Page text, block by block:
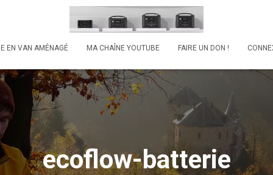
EN VAN AMÉNAGÉ MA CHAÎNE YOUTUBE FAIRE UN DON !
ecoflow-batterie